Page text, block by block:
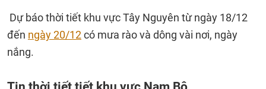
Dự báo thời tiết khu vực Tây Nguyên từ ngày 18/12
đến ngày 20/12có mưa rào và dông vài nơi, ngày
nắng.